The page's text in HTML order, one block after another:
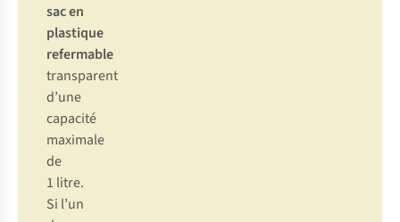
sac en
plastique
refermable
transparent
d’une
capacité
maximale
de
1 litre.
Si l’un